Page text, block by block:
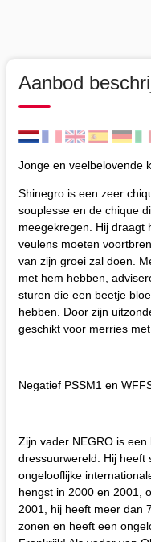
Aanbod
Jonge en veelbelovende
Shinegro is een zeer
souplesse en de chique
meegekregen. Hij draagt
veulens moeten
van zijn groei zal doen.
met hem hebben,
sturen die een beetje
hebben. Door zijn
geschikt voor merries
Negatief PSSM1 en
Zijn vader NEGRO is
dressuurwereld. Hij heeft
ongelooflijke
hengst in 2000 en 2001,
2001, hij heeft meer dan
zonen en heeft een